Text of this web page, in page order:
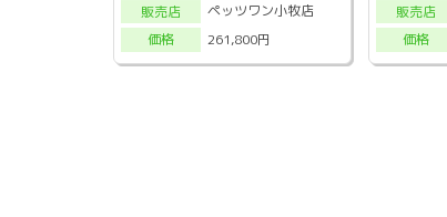
販売店
ペッツワン小牧店
価格
261,800円
販売店
価格